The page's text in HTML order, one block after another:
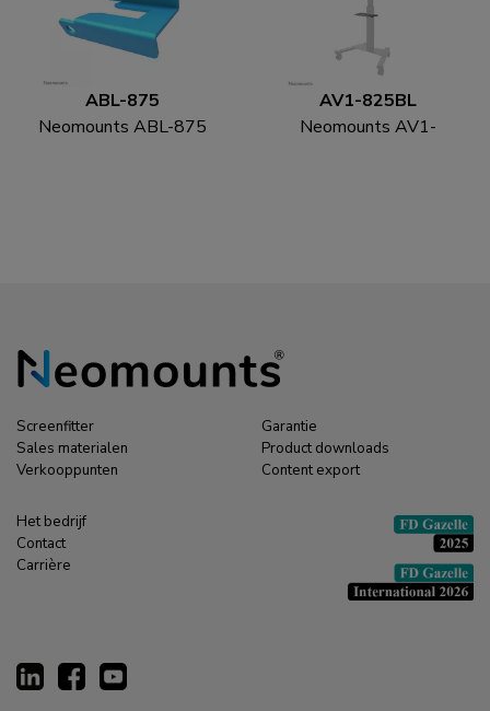
ABL-875
Neomounts ABL-875
AV1-825BL
Neomounts AV1-
Screenfitter
Sales materialen
Verkooppunten
Garantie
Product downloads
Content export
Het bedrijf
Contact
Carrière